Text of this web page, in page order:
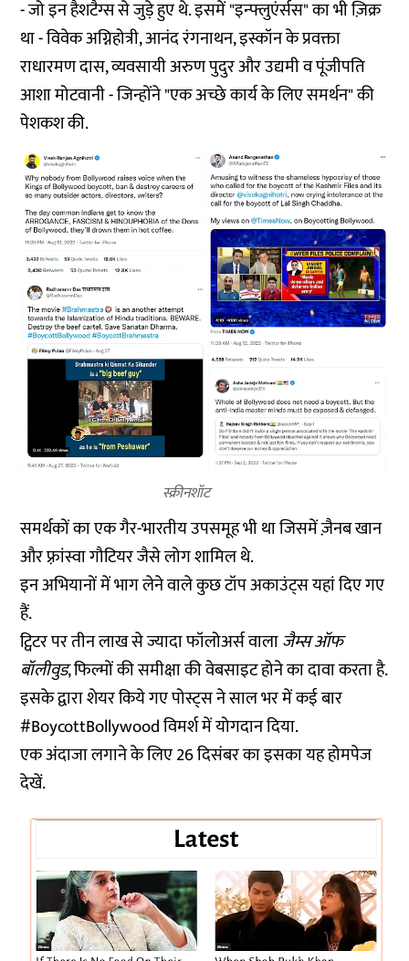
- जो इन हैशटैग्स से जुड़े हुए थे. इसमें "इन्फ्लुएंर्सस" का भी ज़िक्र
था - विवेक अग्निहोत्री, आनंद रंगनाथन, इस्कॉन के प्रवक्ता
राधारमण दास, व्यवसायी अरुण पुदुर और उद्यमी व पूंजीपति
आशा मोटवानी - जिन्होंने "एक अच्छे कार्य के लिए समर्थन" की
पेशकश की.
स्क्रीनशॉट
समर्थकों का एक गैर-भारतीय उपसमूह भी था जिसमें ज़ैनब खान
और फ़्रांस्वा गौटियर जैसे लोग शामिल थे.
इन अभियानों में भाग लेने वाले कुछ टॉप अकाउंट्स यहां दिए गए
हैं.
ट्विटर पर तीन लाख से ज्यादा फॉलोअर्स वालाजैम्स ऑफ
बॉलीवुड, फिल्मों की समीक्षा की वेबसाइट होने का दावा करता है.
इसके द्वारा शेयर किये गए पोस्ट्स ने साल भर में कई बार
#BoycottBollywood विमर्श में योगदान दिया.
एक अंदाजा लगाने के लिए 26 दिसंबर का इसका यह होमपेज
देखें.